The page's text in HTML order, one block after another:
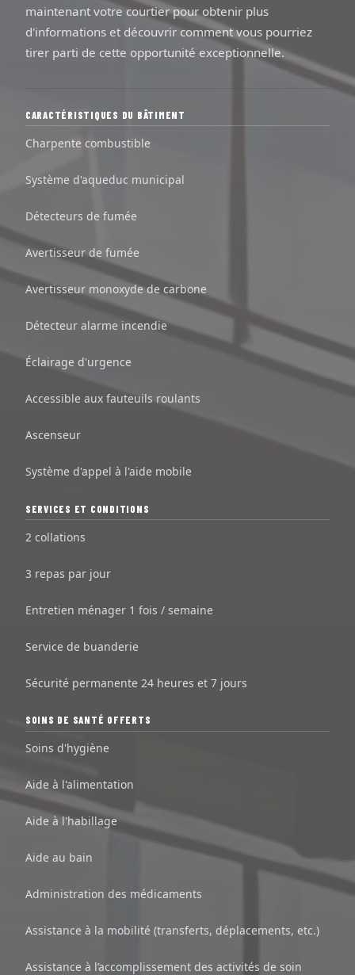
maintenant votre courtier pour obtenir plus
d'informations et découvrir comment vous pourriez
tirer parti de cette opportunité exceptionnelle.
CARACTÉRISTIQUES DU BÂTIMENT
Charpente combustible
Système d'aqueduc municipal
Détecteurs de fumée
Avertisseur de fumée
Avertisseur monoxyde de carbone
Détecteur alarme incendie
Éclairage d'urgence
Accessible aux fauteuils roulants
Ascenseur
Système d'appel à l'aide mobile
SERVICES ET CONDITIONS
2 collations
3 repas par jour
Entretien ménager 1 fois / semaine
Service de buanderie
Sécurité permanente 24 heures et 7 jours
SOINS DE SANTÉ OFFERTS
Soins d'hygiène
Aide à l'alimentation
Aide à l'habillage
Aide au bain
Administration des médicaments
Assistance à la mobilité (transferts, déplacements, etc.)
Assistance à l’accomplissement des activités de soin